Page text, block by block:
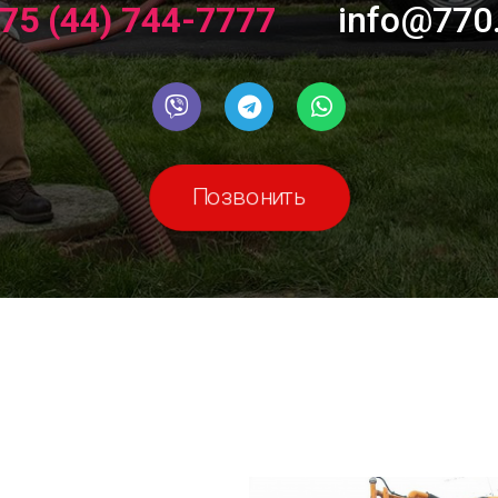
(44) 744-7777
Позвонить